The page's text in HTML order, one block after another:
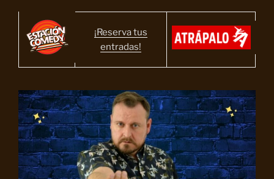
¡Reserva tus
entradas!